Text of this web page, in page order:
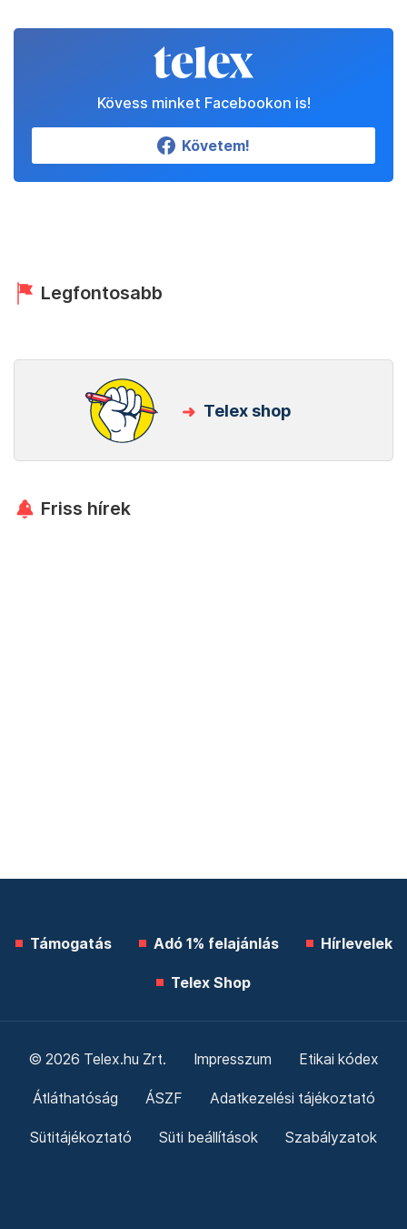
Kövess minket Facebookon is!
Követem!
Legfontosabb
Telex shop
Friss hírek
Támogatás Adó 1% felajánlás Hírlevelek
Telex Shop
© 2026 Telex.hu Zrt. Impresszum Etikai kódex
Átláthatóság ÁSZF Adatkezelési tájékoztató
Sütitájékoztató Süti beállítások Szabályzatok